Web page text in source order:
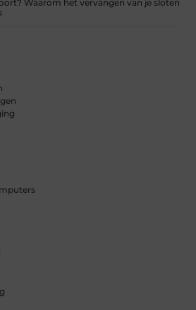
Waarom het vervangen van je sloten